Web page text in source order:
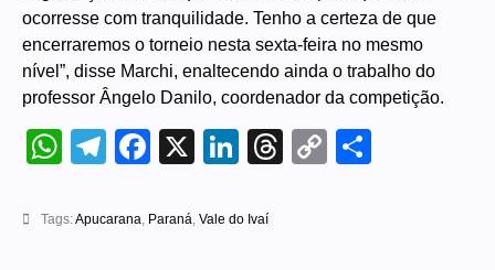
ocorresse com tranquilidade. Tenho a certeza de que
encerraremos o torneio nesta sexta-feira no mesmo
nível”, disse Marchi, enaltecendo ainda o trabalho do
professor Ângelo Danilo, coordenador da competição.
WhatsApp
Telegram
Facebook
X LinkedIn
Threads
Copy
Tags:Apucarana Paraná Vale do Ivaí